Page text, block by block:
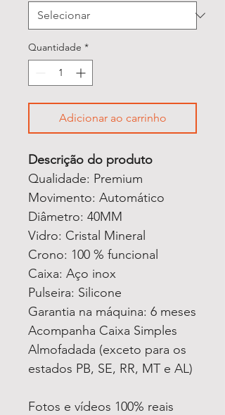
Quantidade *
Adicionar ao carrinho
Descrição do produto
Qualidade: Premium
Movimento: Automático
Diâmetro: 40MM
Vidro: Cristal Mineral
Crono: 100 % funcional
Caixa: Aço inox
Pulseira: Silicone
Garantia na máquina: 6 meses
Acompanha Caixa Simples
Almofadada (exceto para os
estados PB, SE, RR, MT e AL)
Fotos e vídeos 100% reais